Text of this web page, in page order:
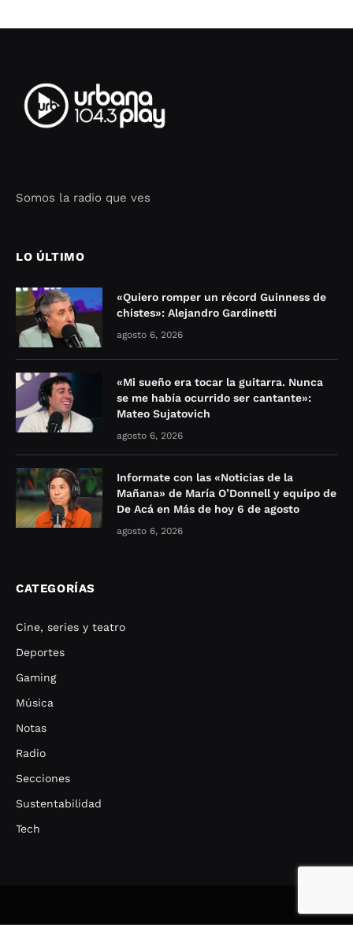
Somos la radio que ves
LO ÚLTIMO
«Quiero romper un récord Guinness de
chistes»: Alejandro Gardinetti
agosto 6, 2026
«Mi sueño era tocar la guitarra. Nunca
se me había ocurrido ser cantante»:
Mateo Sujatovich
agosto 6, 2026
Informate con las «Noticias de la
Mañana» de María O’Donnell y equipo de
De Acá en Más de hoy 6 de agosto
agosto 6, 2026
CATEGORÍAS
Cine, series y teatro
Deportes
Gaming
Música
Notas
Radio
Secciones
Sustentabilidad
Tech